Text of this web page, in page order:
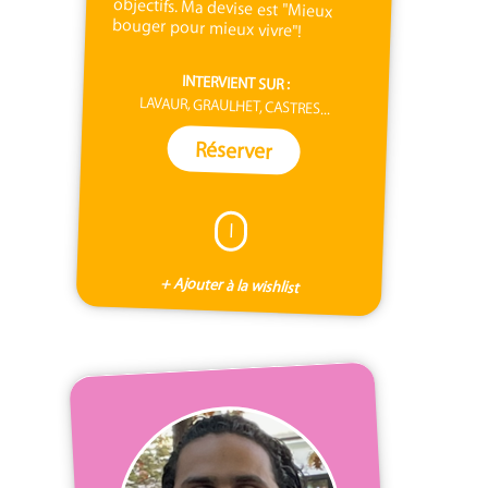
bouger pour mieux vivre"!
INTERVIENT SUR :
LAVAUR, GRAULHET, CASTRES...
Réserver
I
+ Ajouter à la wishlist